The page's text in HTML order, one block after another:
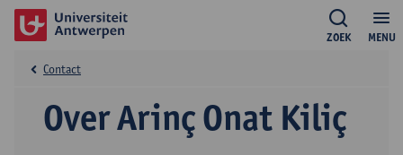
MENU
ZOEK
Over Arinç Onat Kiliç
Contact